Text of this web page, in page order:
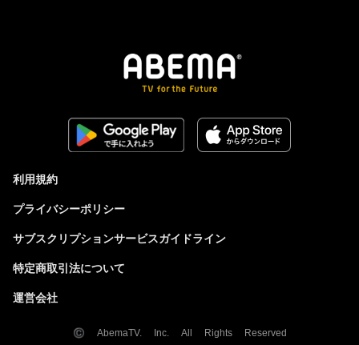
利用規約
プライバシーポリシー
サブスクリプションサービスガイドライン
特定商取引法について
運営会社
© AbemaTV. Inc. All Rights Reserved